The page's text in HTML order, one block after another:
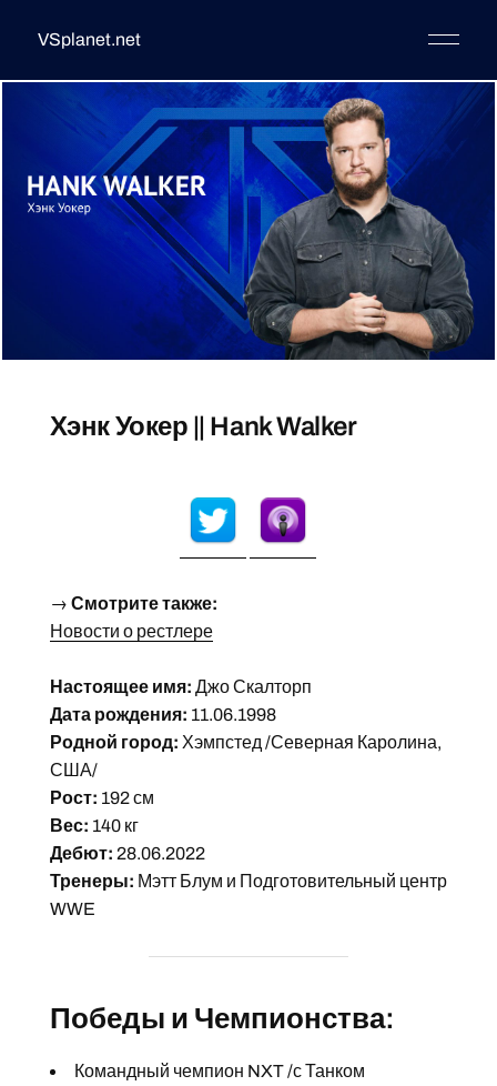
VSplanet.net
Хэнк Уокер || Hank Walker
→ Смотрите также:
Новости о рестлере
Настоящее имя: Джо Скалторп
Дата рождения: 11.06.1998
Родной город: Хэмпстед /Северная Каролина,
США/
Рост: 192 см
Вес: 140 кг
Дебют: 28.06.2022
Тренеры: Мэтт Блум и Подготовительный центр
WWE
Победы и Чемпионства:
Командный чемпион NXT /с Танком